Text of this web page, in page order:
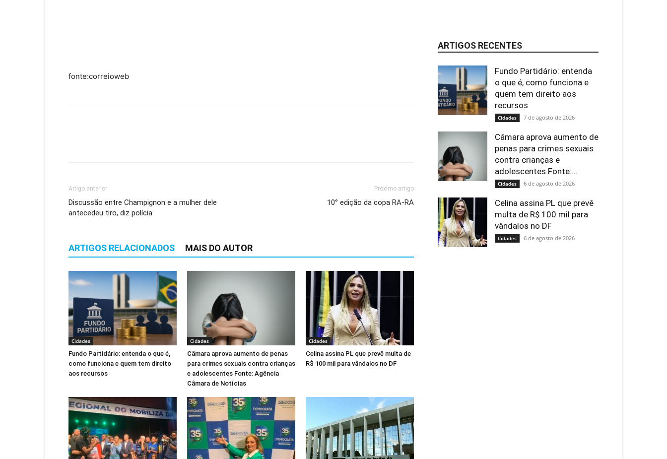
fonte:correioweb
Artigo anterior
Discussão entre Champignon e a mulher dele
antecedeu tiro, diz polícia
Próximo artigo
10° edição da copa RA-RA
ARTIGOS RELACIONADOS MAIS DO AUTOR
Cidades
Fundo Partidário: entenda o que é,
como funciona e quem tem direito
aos recursos
Cidades
Câmara aprova aumento de penas
para crimes sexuais contra crianças
e adolescentes Fonte: Agência
Câmara de Notícias
Cidades
Celina assina PL que prevê multa de
R$ 100 mil para vândalos no DF
ARTIGOS RECENTES
Fundo Partidário: entenda
o que é, como funciona e
quem tem direito aos
recursos
Cidades 7 de agosto de 2026
Câmara aprova aumento de
penas para crimes sexuais
contra crianças e
adolescentes Fonte:...
Cidades 6 de agosto de 2026
Celina assina PL que prevê
multa de R$ 100 mil para
vândalos no DF
Cidades 6 de agosto de 2026